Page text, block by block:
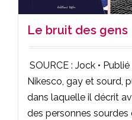
Le bruit des gens
SOURCE : Jock •
Nikesco, gay et sourd,
dans laquelle il décrit
des personnes